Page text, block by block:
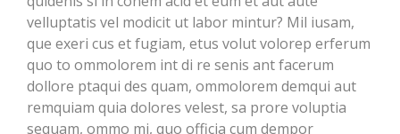
velluptatis vel modicit ut labor mintur? Mil iusam,
que exeri cus et fugiam, etus volut volorep erferum
quo to ommolorem int di re senis ant facerum
dollore ptaqui des quam, ommolorem demqui aut
remquiam quia dolores velest, sa prore voluptia
sequam, ommo mi, quo officia cum dempor